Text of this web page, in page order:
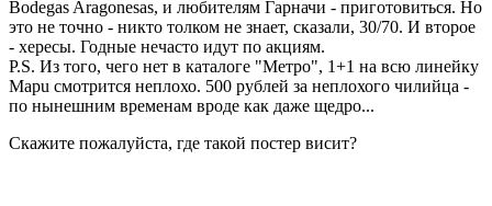
Bodegas Aragonesas, и любителям Гарначи - приготовиться. Но
это не точно - никто толком не знает, сказали, 30/70. И второе
- хересы. Годные нечасто идут по акциям.
P.S. Из того, чего нет в каталоге "Метро", 1+1 на всю линейку
Mapu смотрится неплохо. 500 рублей за неплохого чилийца -
по нынешним временам вроде как даже щедро...
Скажите пожалуйста, где такой постер висит?